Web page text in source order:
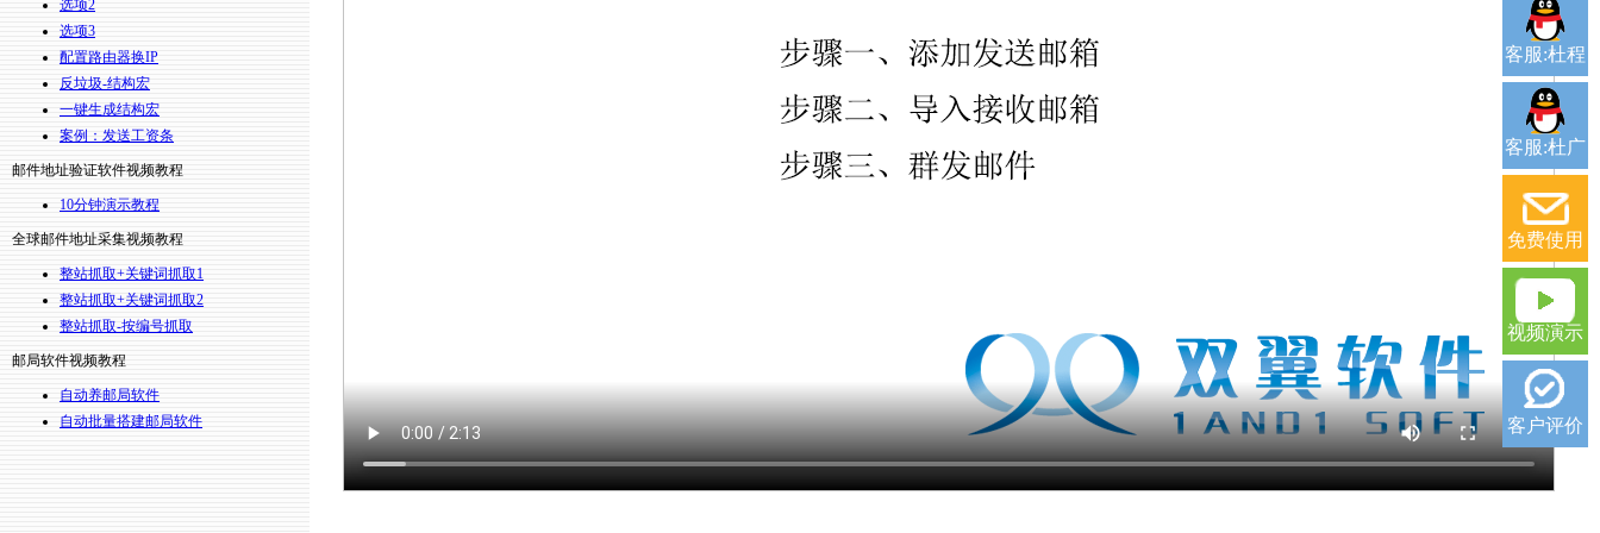
选项2
选项3
配置路由器换IP
反垃圾-结构宏
一键生成结构宏
案例：发送工资条
邮件地址验证软件视频教程
10分钟演示教程
全球邮件地址采集视频教程
整站抓取+关键词抓取1
整站抓取+关键词抓取2
整站抓取-按编号抓取
邮局软件视频教程
自动养邮局软件
自动批量搭建邮局软件
客服:杜程
客服:杜广
免费使用
视频演示
客户评价